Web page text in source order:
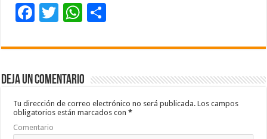
F
e
b
o
o
k
T
tt
er
W
at
sA
p
p
m
ar
ti
Deja un comentario
Tu dirección de correo electrónico no será publicada. Los campos
obligatorios están marcados con*
Comentario